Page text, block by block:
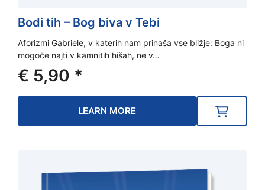
Bodi tih – Bog biva v Tebi
Aforizmi Gabriele, v katerih nam prinaša vse bližje: Boga ni
mogoče najti v kamnitih hišah, ne v…
€ 5,90 *
LEARN MORE